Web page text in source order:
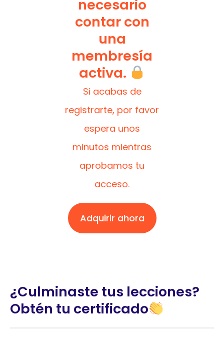
necesario
contar con
una
membresía
activa.
Si acabas de
registrarte, por favor
espera unos
minutos mientras
aprobamos tu
acceso.
Adquirir ahora
¿Culminaste tus lecciones?
Obtén tu certificado